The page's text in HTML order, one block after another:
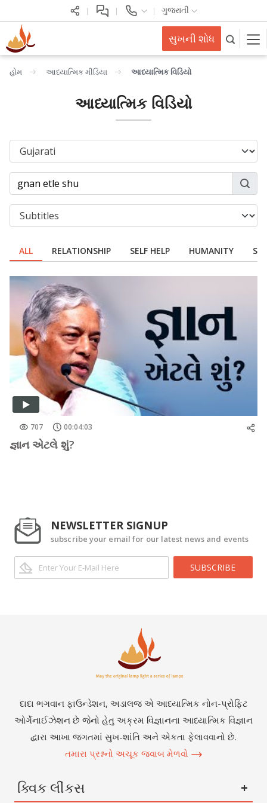
ગુજરાતી
સુખની શોધ
હોમ આધ્યાત્મિક મીડિયા આધ્યાત્મિક વિડિયો
આધ્યાત્મિક વિડિયો
ALL RELATIONSHIP SELF HELP HUMANITY
707 00:04:03
જ્ઞાન એટલે શું?
NEWSLETTER SIGNUP
subscribe your email for our latest news and events
SUBSCRIBE
દાદા ભગવાન ફાઉન્ડેશન, અડાલજ એ આધ્યાત્મિક નોન-પ્રોફિટ
ઓર્ગેનાઈઝેશન છે જેનો હેતુ અક્રમ વિજ્ઞાનના આધ્યાત્મિક વિજ્ઞાન
દ્વારા આખા જગતમાં સુખ-શાંતિ અને એકતા ફેલાવવાનો છે.
તમારા પ્રશ્નનો અચૂક જવાબ મેળવો
ક્વિક લીંકસ